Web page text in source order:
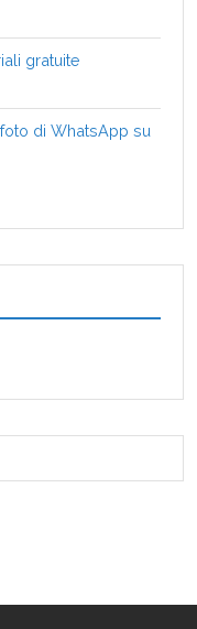
gratuite
di WhatsApp su